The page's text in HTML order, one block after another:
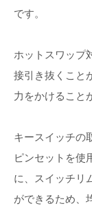
です。
ホットスワップ
接引き抜くこと
力をかけること
キースイッチの
ピンセットを使
に、スイッチリ
ができるため、